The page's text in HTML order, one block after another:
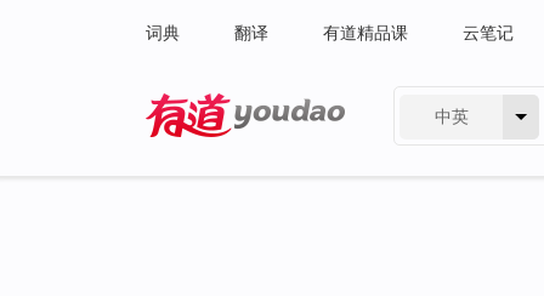
词典 翻译 有道精品课 云笔记
中英